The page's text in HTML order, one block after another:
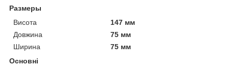
Размеры
Висота
147 мм
Довжина
75 мм
Ширина
75 мм
Основні